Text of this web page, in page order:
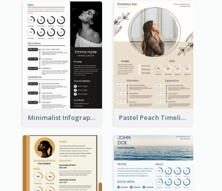
Minimalist Infographic Resume Pastel Peach Timeline Resume